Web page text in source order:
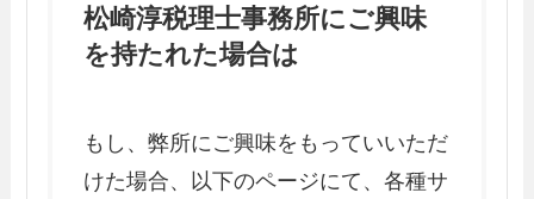
松崎淳税理士事務所にご興味
を持たれた場合は
もし、弊所にご興味をもっていいただ
けた場合、以下のページにて、各種サ